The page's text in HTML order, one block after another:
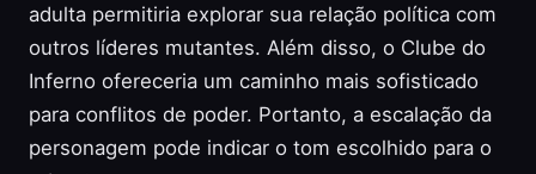
adulta permitiria explorar sua relação política com
outros líderes mutantes. Além disso, o Clube do
Inferno ofereceria um caminho mais sofisticado
para conflitos de poder. Portanto, a escalação da
personagem pode indicar o tom escolhido para o